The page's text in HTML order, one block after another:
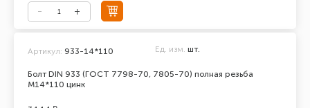
Болт DIN 933 (ГОСТ 7798-70, 7805-70) полная резьба
М14*110 цинк
Артикул: 933-14*110 Ед. изм. шт.